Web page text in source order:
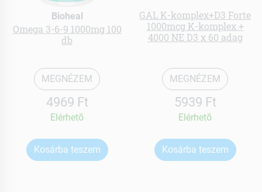
Bioheal
Omega 3-6-9 1000mg 100
db
MEGNÉZEM
4969 Ft
Elérhetõ
Kosárba teszem
GAL K-komplex+D3 Forte
1000mcg K-komplex +
4000 NE D3 x 60 adag
MEGNÉZEM
5939 Ft
Elérhetõ
Kosárba teszem